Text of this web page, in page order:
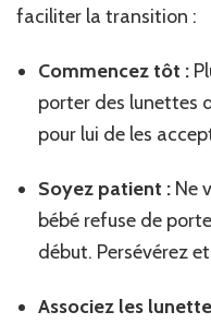
faciliter la transition :
Commencez tôt :
porter des lunettes
pour lui de les
Soyez patient : Ne
bébé refuse de
début. Persévérez
Associez les